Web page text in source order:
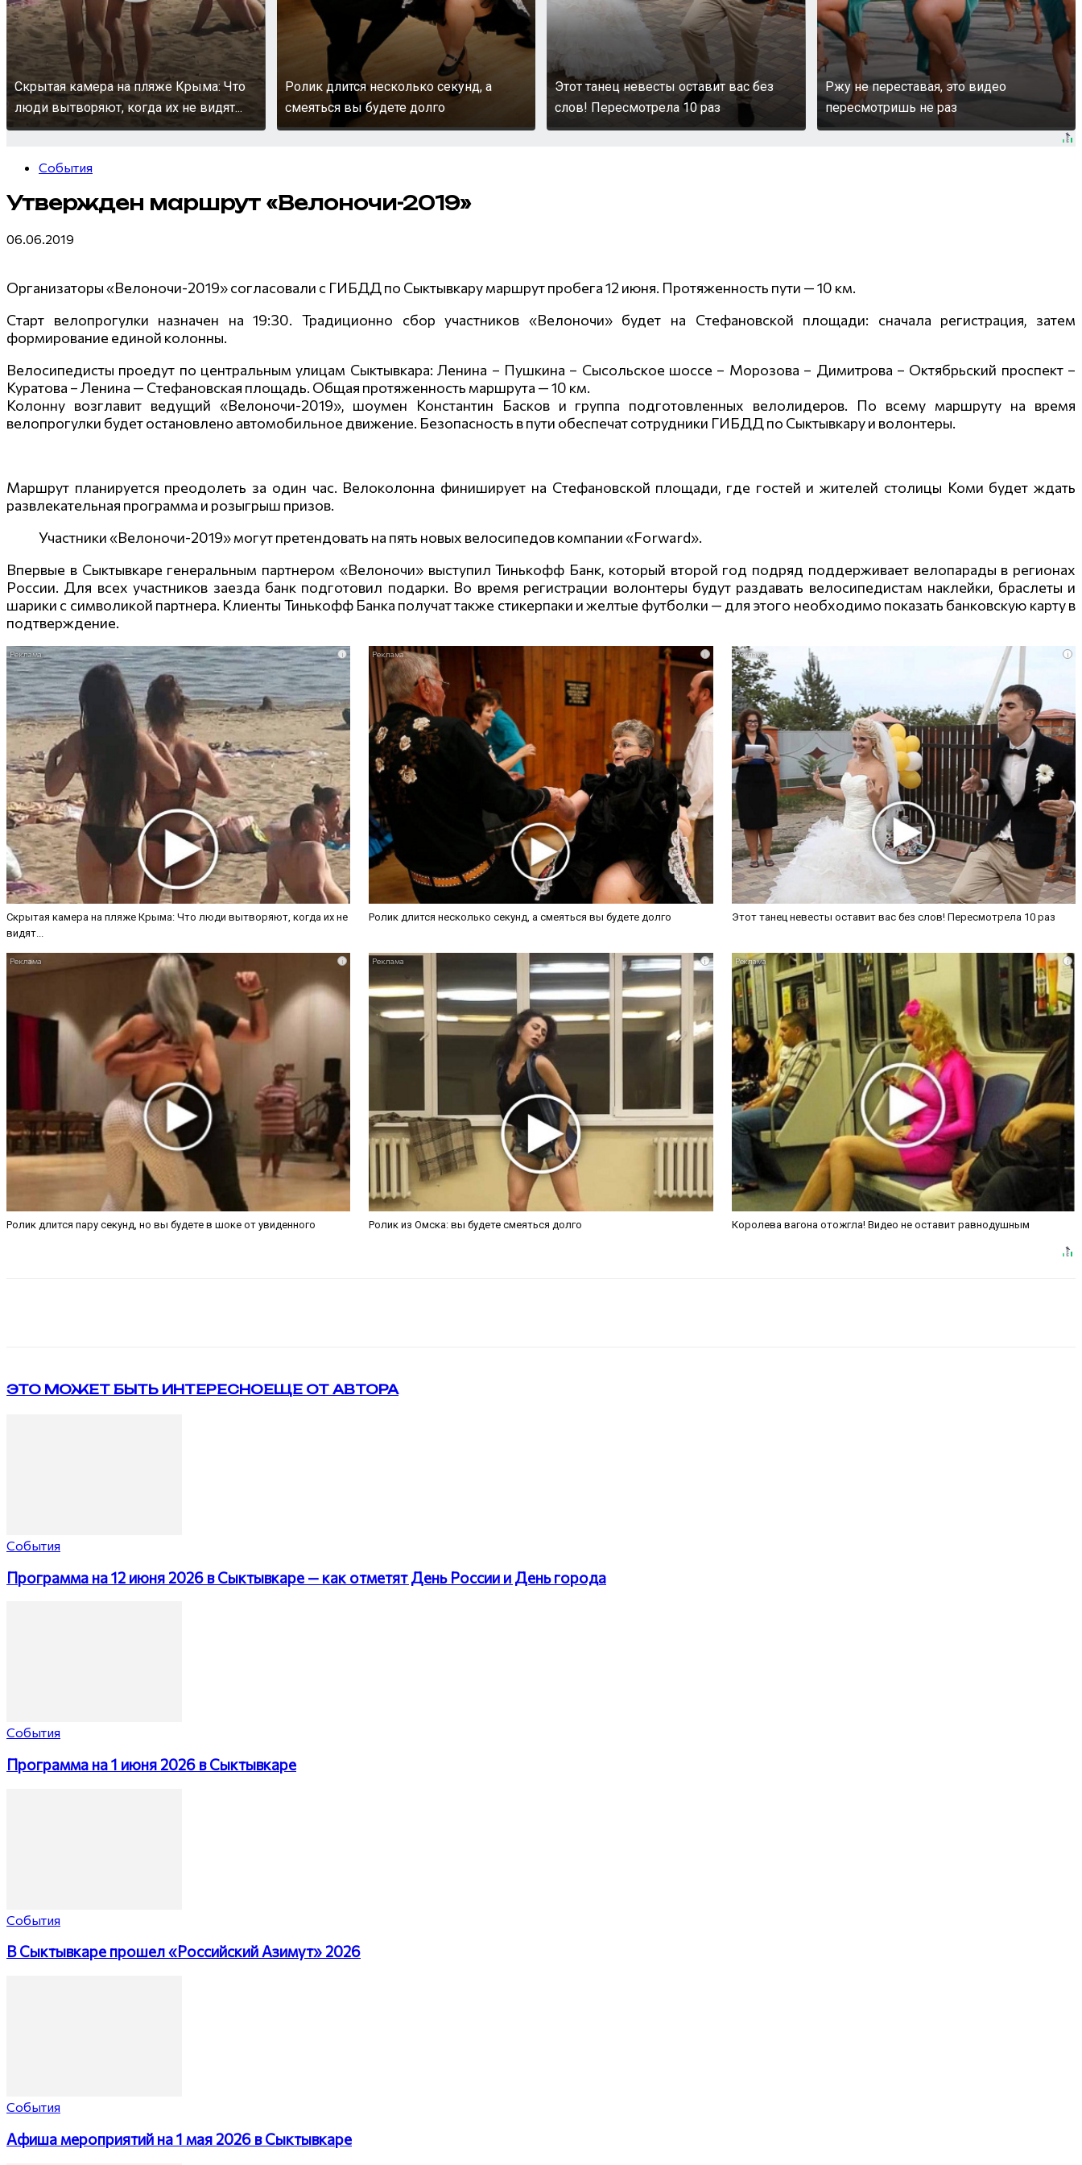
Скрытая камера на пляже Крыма: Что
люди вытворяют, когда их не видят...
Ролик длится несколько секунд, а
смеяться вы будете долго
Этот танец невесты оставит вас без
слов! Пересмотрела 10 раз
Ржу не переставая, это видео
пересмотришь не раз
События
Утвержден маршрут «Велоночи-2019»
06.06.2019
Организаторы «Велоночи-2019» согласовали с ГИБДД по Сыктывкару маршрут пробега 12 июня. Протяженность пути — 10 км.
Старт велопрогулки назначен на 19:30. Традиционно сбор участников «Велоночи» будет на Стефановской площади: сначала регистрация, затем
формирование единой колонны.
Велосипедисты проедут по центральным улицам Сыктывкара: Ленина – Пушкина – Сысольское шоссе – Морозова – Димитрова – Октябрьский проспект –
Куратова – Ленина — Стефановская площадь. Общая протяженность маршрута — 10 км.
Колонну возглавит ведущий «Велоночи-2019», шоумен Константин Басков и группа подготовленных велолидеров. По всему маршруту на время
велопрогулки будет остановлено автомобильное движение. Безопасность в пути обеспечат сотрудники ГИБДД по Сыктывкару и волонтеры.
Маршрут планируется преодолеть за один час. Велоколонна финиширует на Стефановской площади, где гостей и жителей столицы Коми будет ждать
развлекательная программа и розыгрыш призов.
Участники «Велоночи-2019» могут претендовать на пять новых велосипедов компании «Forward».
Впервые в Сыктывкаре генеральным партнером «Велоночи» выступил Тинькофф Банк, который второй год подряд поддерживает велопарады в регионах
России. Для всех участников заезда банк подготовил подарки. Во время регистрации волонтеры будут раздавать велосипедистам наклейки, браслеты и
шарики с символикой партнера. Клиенты Тинькофф Банка получат также стикерпаки и желтые футболки — для этого необходимо показать банковскую карту в
подтверждение.
i
Скрытая камера на пляже Крыма: Что люди вытворяют, когда их не
видят...
i
Ролик длится несколько секунд, а смеяться вы будете долго
i
Этот танец невесты оставит вас без слов! Пересмотрела 10 раз
i
Ролик длится пару секунд, но вы будете в шоке от увиденного
i
Ролик из Омска: вы будете смеяться долго
i
Королева вагона отожгла! Видео не оставит равнодушным
ЭТО МОЖЕТ БЫТЬ ИНТЕРЕСНОЕЩЕ ОТ АВТОРА
События
Программа на 12 июня 2026 в Сыктывкаре — как отметят День России и День города
События
Программа на 1 июня 2026 в Сыктывкаре
События
В Сыктывкаре прошел «Российский Азимут» 2026
События
Афиша мероприятий на 1 мая 2026 в Сыктывкаре